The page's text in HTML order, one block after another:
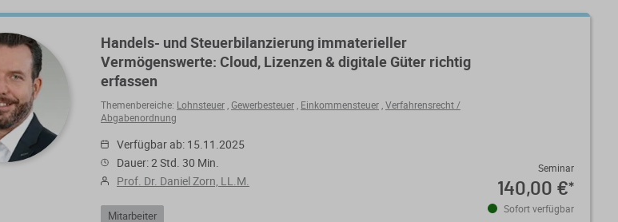
Handels- und Steuerbilanzierung immaterieller
Vermögenswerte: Cloud, Lizenzen & digitale Güter richtig
erfassen
Themenbereiche: Lohnsteuer, Gewerbesteuer, Einkommensteuer, Verfahrensrecht /
Abgabenordnung
Verfügbar ab: 15.11.2025
Dauer: 2 Std. 30 Min.
Prof. Dr. Daniel Zorn, LL.M.
Mitarbeiter
Seminar
140,00 €*
Sofort verfügbar